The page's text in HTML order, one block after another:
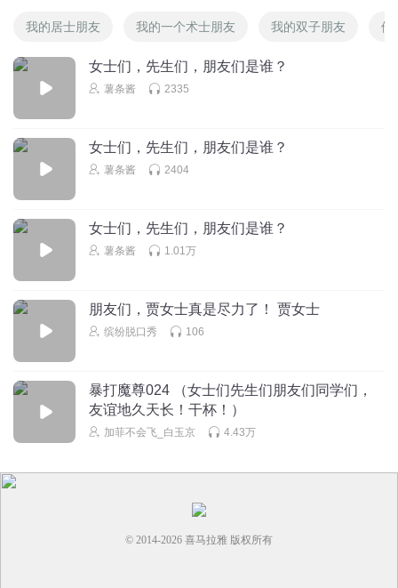
榴莲馅，要不然我。就得拿条条的皂皂漱口了。
薯山派名叫飞梨的土豆
我抢到沙发啦！
回复 2025-08-31
呢？”郭大侠说：“胡子和韭菜一样，一天不刮就会长起
来。》郭小侠认真的说：“那把胡子的根挖出来不就得
薯山派名叫飞梨的土豆
薯山派，条最帅，宇宙无敌超可爱！！
回复 2025-08-31
我的居士朋友 我的一个术士朋友 我的双子朋友 他
女士们，先生们，朋友们是谁？
薯条酱 2335
女士们，先生们，朋友们是谁？
薯条酱 2404
女士们，先生们，朋友们是谁？
薯条酱 1.01万
朋友们，贾女士真是尽力了！ 贾女士
缤纷脱口秀 106
暴打魔尊024 （女士们先生们朋友们同学们，
友谊地久天长！干杯！）
加菲不会飞_白玉京 4.43万
© 2014-2026 喜马拉雅 版权所有